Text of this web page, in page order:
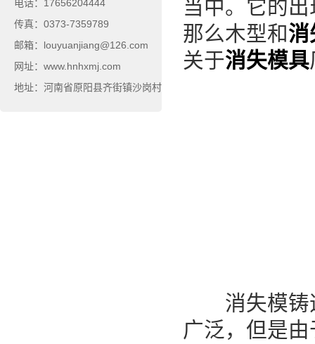
电话：17656204444
传真：0373-7359789
邮箱：louyuanjiang@126.com
网址：www.hnhxmj.com
地址：河南省原阳县齐街镇沙岗村
当中。它的
那么木型和消
关于消失模具
消失模铸造
广泛，但是